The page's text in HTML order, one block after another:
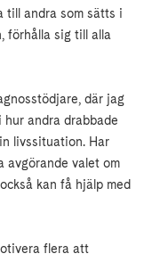
till andra som sätts i
förhålla sig till alla
där jag
andra drabbade
livssituation. Har
avgörande valet om
kan få hjälp med
flera att